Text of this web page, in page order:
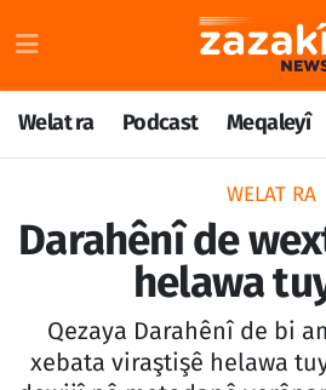
Welat ra Podcast Meqaleyî
WELAT RA
Darahênî de
helawa
Qezaya Darahênî de bi
xebata viraştişê helawa
Welat ra
Podcast
Meqaleyî
Dinya
Nöbetçi Eczaneler
Hava Durumu
Namaz Vakitleri
Trafik Durumu
Süper Lig Puan Durumu ve